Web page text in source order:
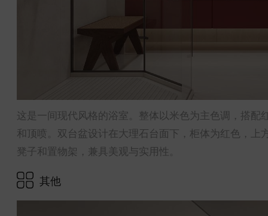
这是一间现代风格的浴室。整体以米色为主色调，搭
和顶喷。双台盆设计在大理石台面下，柜体为红色，
凳子和置物架，兼具美观与实用性。
其他